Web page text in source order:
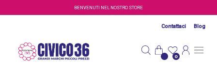
Salta al contenuto principaleBENVENUTI NEL NOSTRO STORE
Contattaci Blog
0